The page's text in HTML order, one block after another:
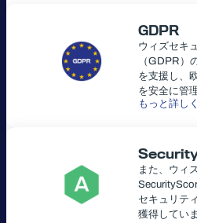
GDPR
ウィズセキ
（GDPR）
を支援し、
を安全に管
もっと詳しく
また、ウィ
セキュリテ
獲得してい